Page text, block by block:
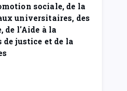
sociale, de la
universitaires, des
de l'Aide à la
de justice et de la